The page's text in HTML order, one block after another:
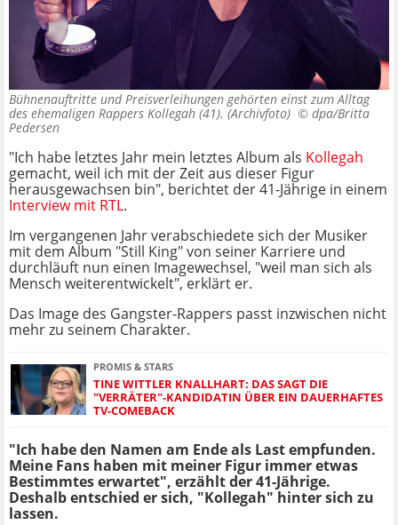
Bühnenauftritte und Preisverleihungen gehörten einst zum Alltag
des ehemaligen Rappers Kollegah (41). (Archivfoto) © dpa/Britta
Pedersen
"Ich habe letztes Jahr mein letztes Album als Kollegah
gemacht, weil ich mit der Zeit aus dieser Figur
herausgewachsen bin", berichtet der 41-Jährige in einem
Interview mit RTL.
Im vergangenen Jahr verabschiedete sich der Musiker
mit dem Album "Still King" von seiner Karriere und
durchläuft nun einen Imagewechsel, "weil man sich als
Mensch weiterentwickelt", erklärt er.
Das Image des Gangster-Rappers passt inzwischen nicht
mehr zu seinem Charakter.
PROMIS & STARS
TINE WITTLER KNALLHART: DAS SAGT DIE
"VERRÄTER"-KANDIDATIN ÜBER EIN DAUERHAFTES
TV-COMEBACK
"Ich habe den Namen am Ende als Last empfunden.
Meine Fans haben mit meiner Figur immer etwas
Bestimmtes erwartet", erzählt der 41-Jährige.
Deshalb entschied er sich, "Kollegah" hinter sich zu
lassen.